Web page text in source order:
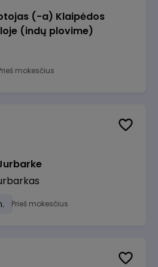
(-a) Klaipėdos
(indų plovime)
mokesčius
Prieš mokesčius